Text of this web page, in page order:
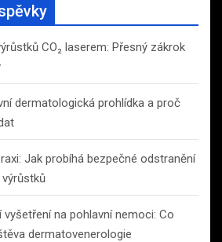
CO₂ laserem: Přesný zákrok
dermatologická prohlídka a proč
Jak probíhá bezpečné odstranění
na pohlavní nemoci: Co
dermatovenerologie